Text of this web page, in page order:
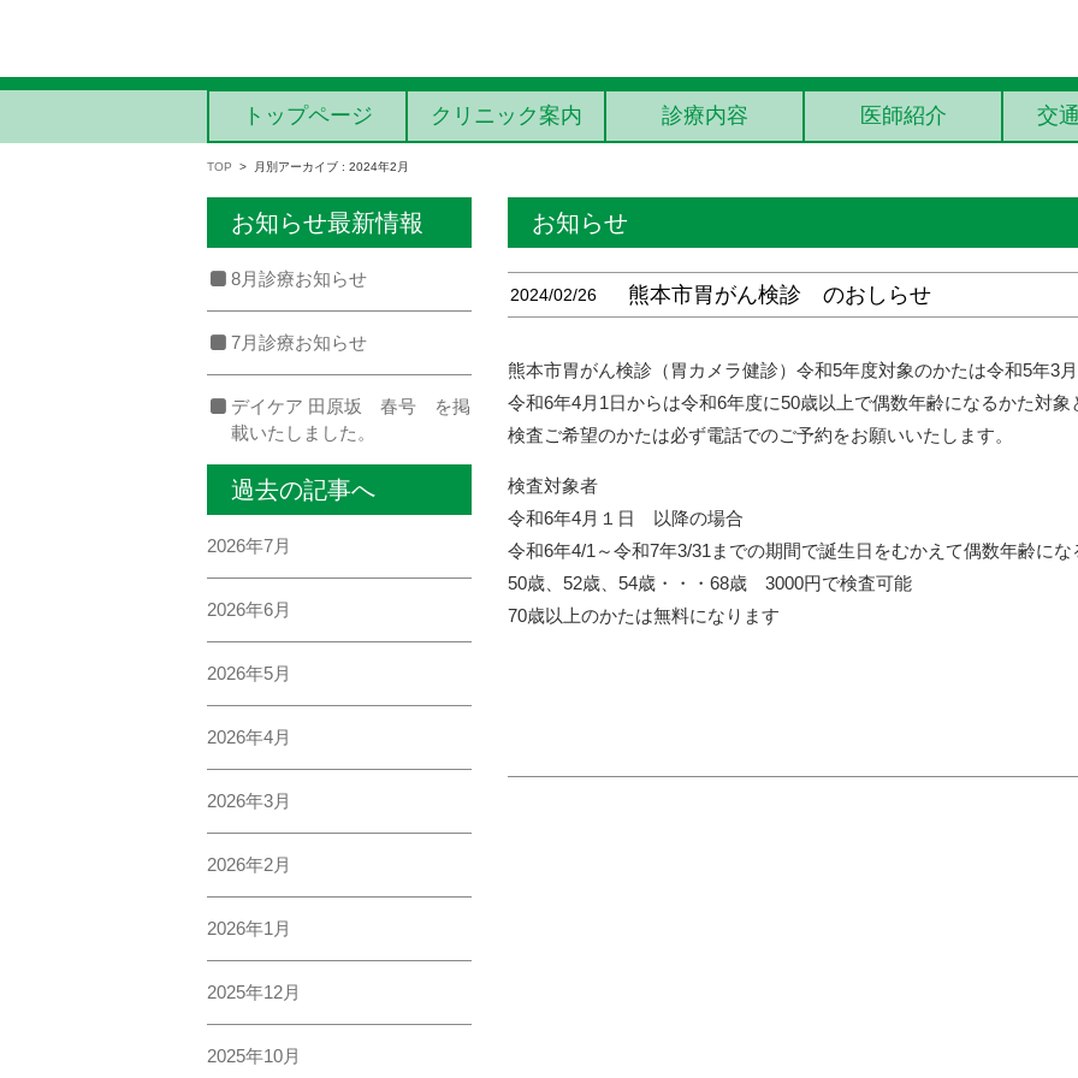
コンテンツに移動
トップページ クリニック案内 診療内容 医師紹介 交
TOP > 月別アーカイブ : 2024年2月
お知らせ
2024/02/26 熊本市胃がん検診 のおしらせ
熊本市胃がん検診（胃カメラ健診）令和5年度対象のかたは令和5年3
令和6年4月1日からは令和6年度に50歳以上で偶数年齢になるかた対象
検査ご希望のかたは必ず電話でのご予約をお願いいたします。
検査対象者
令和6年4月１日 以降の場合
令和6年4/1～令和7年3/31までの期間で誕生日をむかえて偶数年齢にな
50歳、52歳、54歳・・・68歳 3000円で検査可能
70歳以上のかたは無料になります
お知らせ最新情報
8月診療お知らせ
7月診療お知らせ
デイケア 田原坂 春号 を掲
載いたしました。
過去の記事へ
2026年
7月
6月
1月